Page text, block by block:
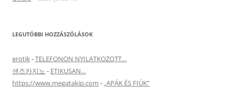
LEGUTÓBBI HOZZÁSZÓLÁSOK
erotik-TELEFONON NYILATKOZOTT…
샌즈카지노 - ETIKUSAN…
https://www.megatakip.com - „APÁK ÉS FIÚK”